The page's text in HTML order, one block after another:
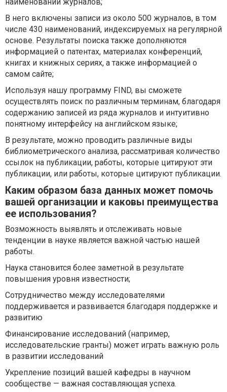
В него включены записи из около 500 журналов, в том
числе 430 наименований, индексируемых на регулярной
основе. Результаты поиска также дополняются
информацией о патентах, материалах конференций,
книгах и книжных сериях, а также информацией о
самом сайте;
Используя нашу программу FIND, вы сможете
осуществлять поиск по различным терминам, благодаря
содержанию записей из ряда журналов и интуитивно
понятному интерфейсу на английском языке;
В результате, можно проводить различные виды
библиометрического анализа, рассматривая количество
ссылок на публикации, работы, которые цитируют эти
публикации, или работы, которые цитируют публикации.
Каким образом база данных может помочь
вашей организации и каковы преимущества
ее использования?
Возможность выявлять и отслеживать новые
тенденции в науке является важной частью нашей
работы.
Наука становится более заметной в результате
повышения уровня известности;
Сотрудничество между исследователями
поддерживается и развивается благодаря поддержке и
развитию
Финансирование исследований (например,
исследовательские гранты) может играть важную роль
в развитии исследований
Укрепление позиций вашей кафедры в научном
сообществе — важная составляющая успеха.